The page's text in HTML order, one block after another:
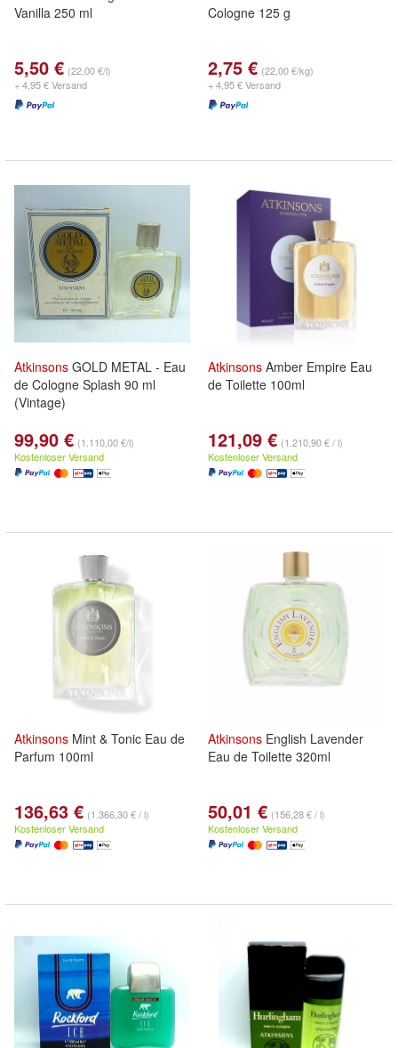
Vanilla 250 ml
5,50 € (22,00 €/l)
+ 4,95 € Versand
Cologne 125 g
2,75 € (22,00 €/kg)
+ 4,95 € Versand
Atkinsons GOLD METAL - Eau
de Cologne Splash 90 ml
(Vintage)
99,90 € (1.110,00 €/l)
Kostenloser Versand
Atkinsons Amber Empire Eau
de Toilette 100ml
121,09 € (1.210,90 € / l)
Kostenloser Versand
Atkinsons Mint & Tonic Eau de
Parfum 100ml
136,63 € (1.366,30 € / l)
Kostenloser Versand
Atkinsons English Lavender
Eau de Toilette 320ml
50,01 € (156,28 € / l)
Kostenloser Versand